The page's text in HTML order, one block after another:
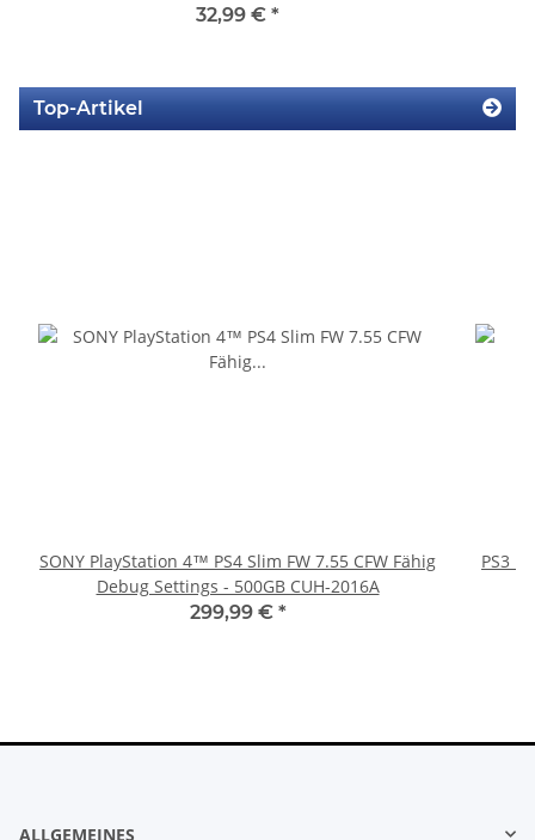
32,99 € *
Top-Artikel
SONY PlayStation 4™ PS4 Slim FW 7.55 CFW Fähig
Debug Settings - 500GB CUH-2016A
299,99 € *
PS3
ALLGEMEINES